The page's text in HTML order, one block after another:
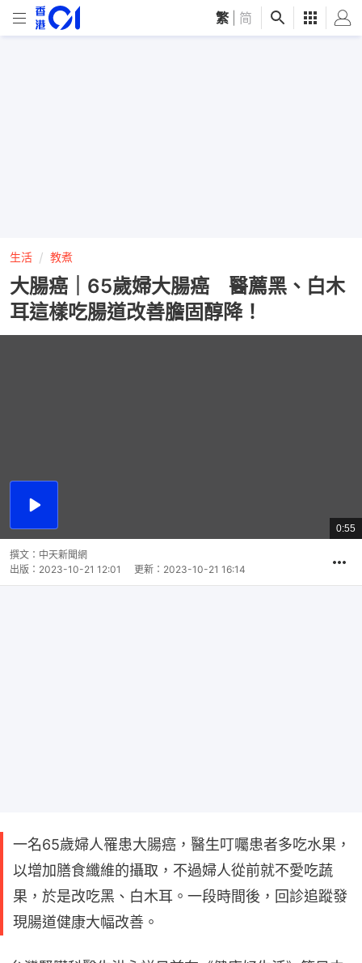
繁 简
生活 教煮
大腸癌｜65歲婦大腸癌 醫薦黑、白木
耳這樣吃腸道改善膽固醇降！
播
總
共
0:55
撰文： 中天新聞網
出版： 2023-10-21 12:01 更新： 2023-10-21 16:14
一名65歲婦人罹患大腸癌，醫生叮囑患者多吃水果，
以增加膳食纖維的攝取，不過婦人從前就不愛吃蔬
果，於是改吃黑、白木耳。一段時間後，回診追蹤發
現腸道健康大幅改善。